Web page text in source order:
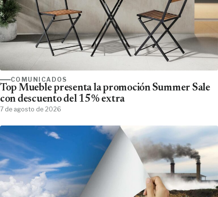
COMUNICADOS
Top Mueble presenta la promoción Summer Sale
con descuento del 15% extra
7 de agosto de 2026